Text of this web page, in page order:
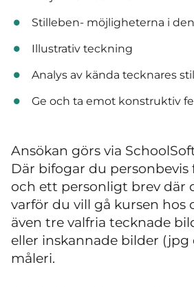
Stilleben- möjligheterna i
Illustrativ teckning
Analys av kända tecknares
Ge och ta emot konstruktiv
Ansökan görs via
Där bifogar du personbevis
och ett personligt brev där
varför du vill gå kursen hos
även tre valfria tecknade
eller inskannade bilder (jpg
måleri.